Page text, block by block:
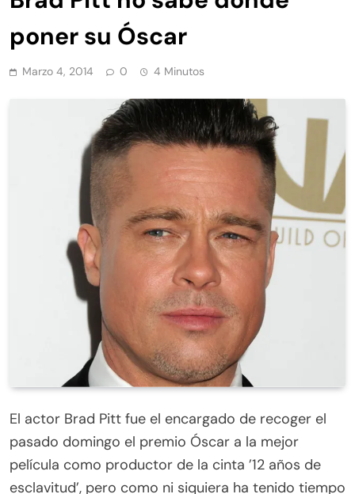
poner su Óscar
Marzo 4, 2014 0 4 Minutos
El actor Brad Pitt fue el encargado de recoger el
pasado domingo el premio Óscar a la mejor
película como productor de la cinta ’12 años de
esclavitud’, pero como ni siquiera ha tenido tiempo